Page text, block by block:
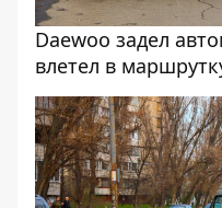
Daewoo задел
влетел в